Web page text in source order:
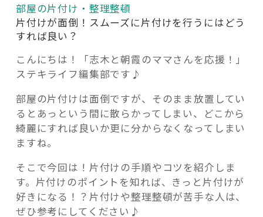
コーディネーター紹介
これからの暮らし 住み替え相談
部屋の片付け・整理整頓
片付けが面倒！スムーズに片付けを行うにはどう
すれば良い？
こんにちは！「志木と朝霞のママさんを応援！」
ステキライフ編集部です♪
部屋の片付けは面倒ですが、そのまま放置してい
るとあっという間に散らかってしまい、どこから
綺麗にすれば良いか更に分からなくなってしまい
ますね。
そこで今回は！片付けの手順やコツを紹介しま
す。片付けのポイントを知れば、きっと片付けが
好きになる！？片付けや整理整頓が苦手な人は、
ぜひ参考にしてください♪